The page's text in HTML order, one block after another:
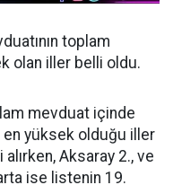
toplam
olan iller belli oldu.
mevduat içinde
en yüksek olduğu iller
alırken, Aksaray 2., ve
ise listenin 19.